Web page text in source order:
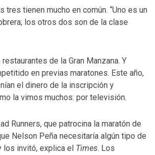
tres tienen mucho en común. “Uno es un
los otros dos son de la clase
de la Gran Manzana. Y
en previas maratones. Este año,
el dinero de la inscripción y
la vimos muchos: por televisión.
Runners, que patrocina la maratón de
Nelson Peña necesitaría algún tipo de
los invitó, explica el Times. Los